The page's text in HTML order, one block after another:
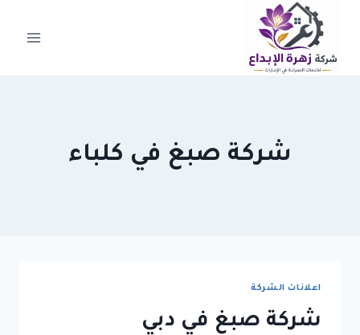
التجاوز
المحتوى
شركة صبغ في كلباء
اعلانات الشركة
شركة صبغ في دبي